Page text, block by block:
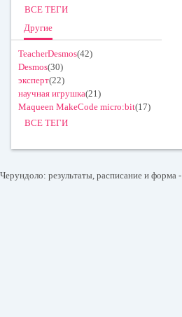
ВСЕ ТЕГИ
Другие
TeacherDesmos(42)
Desmos(30)
эксперт(22)
научная игрушка(21)
Maqueen MakeCode micro:bit(17)
ВСЕ ТЕГИ
Черундоло: результаты, расписание и форма -